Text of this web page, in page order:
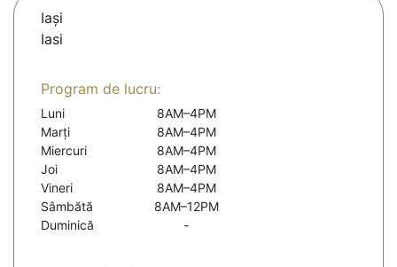
Iaşi
Iasi
Program de lucru:
Luni
8AM–4PM
Marți
8AM–4PM
Miercuri
8AM–4PM
Joi
8AM–4PM
Vineri
8AM–4PM
Sâmbătă
8AM–12PM
Duminică
-